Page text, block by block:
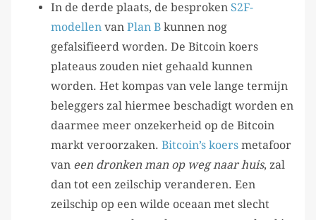
In de derde plaats, de besproken S2F-
modellen van Plan B kunnen nog
gefalsifieerd worden. De Bitcoin koers
plateaus zouden niet gehaald kunnen
worden. Het kompas van vele lange termijn
beleggers zal hiermee beschadigt worden en
daarmee meer onzekerheid op de Bitcoin
markt veroorzaken. Bitcoin’s koers metafoor
van een dronken man op weg naar huis, zal
dan tot een zeilschip veranderen. Een
zeilschip op een wilde oceaan met slecht